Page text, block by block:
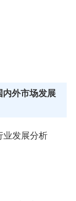
外市场发展
发展分析